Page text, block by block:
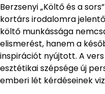
Berzsenyi „Költő és a
kortárs irodalomra
költő munkássága
elismerést, hanem a
inspirációt nyújtott. A
esztétikai szépsége új
emberi lét kérdéseinek